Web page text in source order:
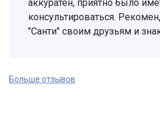
аккуратен, приятно было
консультироваться.
"Санти" своим друзьям и
Больше отзывов